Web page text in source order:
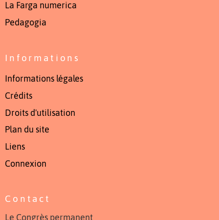
La Farga numerica
Pedagogia
Informations
Informations légales
Crédits
Droits d'utilisation
Plan du site
Liens
Connexion
Contact
Le Congrès permanent